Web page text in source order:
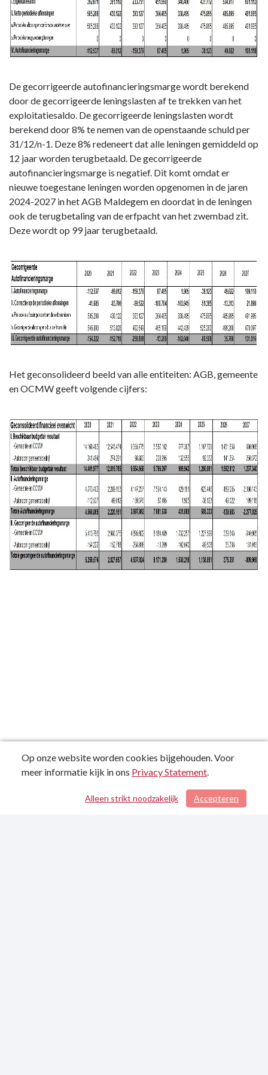
De gecorrigeerde autofinancieringsmarge wordt berekend
door de gecorrigeerde leningslasten af te trekken van het
exploitatiesaldo. De gecorrigeerde leningslasten wordt
berekend door 8% te nemen van de openstaande schuld per
31/12/n-1. Deze 8% redeneert dat alle leningen gemiddeld op
12 jaar worden terugbetaald. De gecorrigeerde
autofinancieringsmarge is negatief. Dit komt omdat er
nieuwe toegestane leningen worden opgenomen in de jaren
2024-2027 in het AGB Maldegem en doordat in de leningen
ook de terugbetaling van de erfpacht van het zwembad zit.
Deze wordt op 99 jaar terugbetaald.
Het geconsolideerd beeld van alle entiteiten: AGB, gemeente
en OCMW geeft volgende cijfers:
/ 62
Op onze website worden cookies bijgehouden. Voor
meer informatie kijk in ons Privacy Statement.
Accepteren
Alleen strikt noodzakelijk